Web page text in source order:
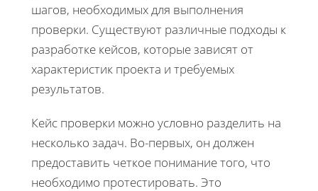
шагов, необходимых для выполнения
проверки. Существуют различные подходы к
разработке кейсов, которые зависят от
характеристик проекта и требуемых
результатов.
Кейс проверки можно условно разделить на
несколько задач. Во-первых, он должен
предоставить четкое понимание того, что
необходимо протестировать. Это